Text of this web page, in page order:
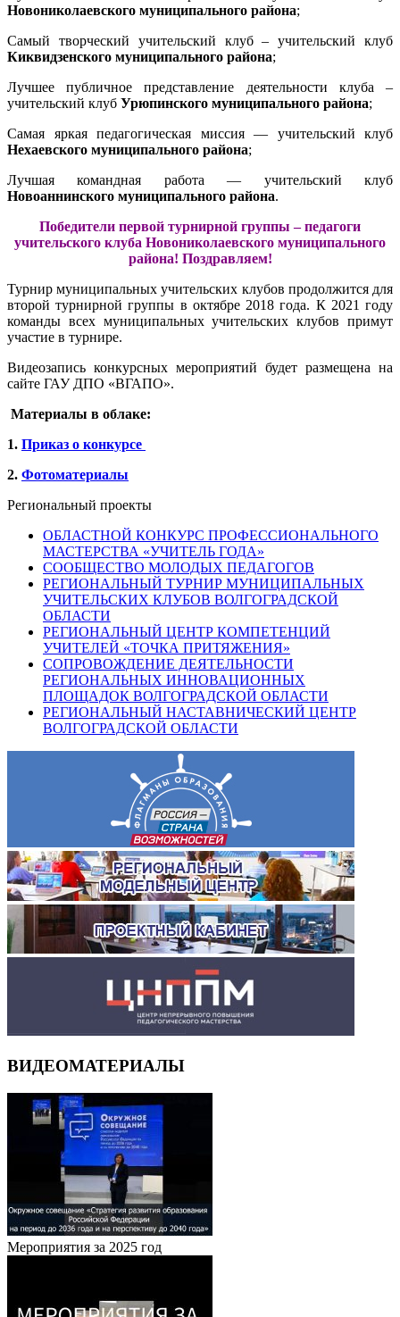
Новониколаевского муниципального района;
Самый творческий учительский клуб – учительский клуб
Киквидзенского муниципального района;
Лучшее публичное представление деятельности клуба –
учительский клуб Урюпинского муниципального района;
Самая яркая педагогическая миссия — учительский клуб
Нехаевского муниципального района;
Лучшая командная работа — учительский клуб
Новоаннинского муниципального района.
Победители первой турнирной группы – педагоги
учительского клуба Новониколаевского муниципального
района! Поздравляем!
Турнир муниципальных учительских клубов продолжится для
второй турнирной группы в октябре 2018 года. К 2021 году
команды всех муниципальных учительских клубов примут
участие в турнире.
Видеозапись конкурсных мероприятий будет размещена на
сайте ГАУ ДПО «ВГАПО».
Материалы в облаке:
1. Приказ о конкурсе
2. Фотоматериалы
Региональный проекты
ОБЛАСТНОЙ КОНКУРС ПРОФЕССИОНАЛЬНОГО
МАСТЕРСТВА «УЧИТЕЛЬ ГОДА»
СООБЩЕСТВО МОЛОДЫХ ПЕДАГОГОВ
РЕГИОНАЛЬНЫЙ ТУРНИР МУНИЦИПАЛЬНЫХ
УЧИТЕЛЬСКИХ КЛУБОВ ВОЛГОГРАДСКОЙ
ОБЛАСТИ
РЕГИОНАЛЬНЫЙ ЦЕНТР КОМПЕТЕНЦИЙ
УЧИТЕЛЕЙ «ТОЧКА ПРИТЯЖЕНИЯ»
СОПРОВОЖДЕНИЕ ДЕЯТЕЛЬНОСТИ
РЕГИОНАЛЬНЫХ ИННОВАЦИОННЫХ
ПЛОЩАДОК ВОЛГОГРАДСКОЙ ОБЛАСТИ
РЕГИОНАЛЬНЫЙ НАСТАВНИЧЕСКИЙ ЦЕНТР
ВОЛГОГРАДСКОЙ ОБЛАСТИ
ВИДЕОМАТЕРИАЛЫ
Мероприятия за 2025 год